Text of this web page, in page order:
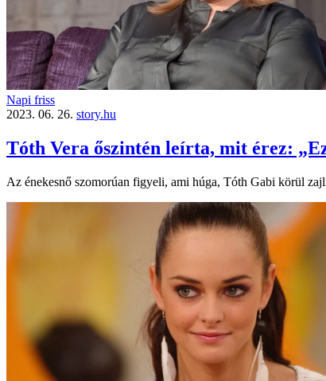
Napi friss
2023. 06. 26. story.hu
Tóth Vera őszintén leírta, mit érez:
Az énekesnő szomorúan figyeli, ami húga, Tóth Gabi körül